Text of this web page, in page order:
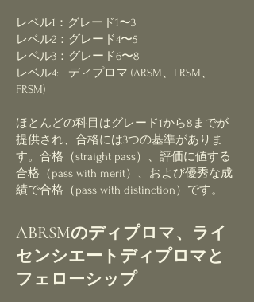
レベル1：グレード1〜3
レベル2：グレード4〜5
レベル3：グレード6〜8
レベル4: ディプロマ (ARSM、LRSM、
FRSM)
ほとんどの科目はグレード1から8までが
提供され、合格には3つの基準がありま
す。合格（straight pass）、評価に値する
合格（pass with merit）、および優秀な成
績で合格（pass with distinction）です。
ABRSMのディプロマ、ライ
センシエートディプロマと
フェローシップ